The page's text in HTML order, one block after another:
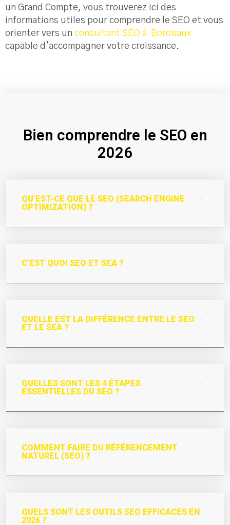
un Grand Compte, vous trouverez ici des
informations utiles pour comprendre le SEO et vous
orienter vers un consultant SEO à Bordeaux
capable d’accompagner votre croissance.
Bien comprendre le SEO en
2026
QU’EST-CE QUE LE SEO (SEARCH ENGINE
OPTIMIZATION) ?
C’EST QUOI SEO ET SEA ?
QUELLE EST LA DIFFÉRENCE ENTRE LE SEO
ET LE SEA ?
QUELLES SONT LES 4 ÉTAPES
ESSENTIELLES DU SEO ?
COMMENT FAIRE DU RÉFÉRENCEMENT
NATUREL (SEO) ?
QUELS SONT LES OUTILS SEO EFFICACES EN
2026 ?